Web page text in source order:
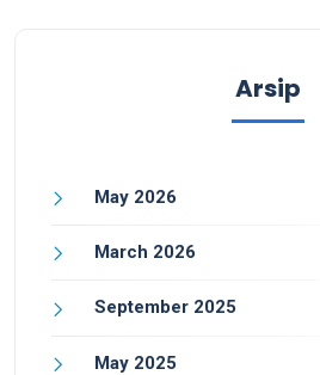
Arsip
May 2026
March 2026
September 2025
May 2025